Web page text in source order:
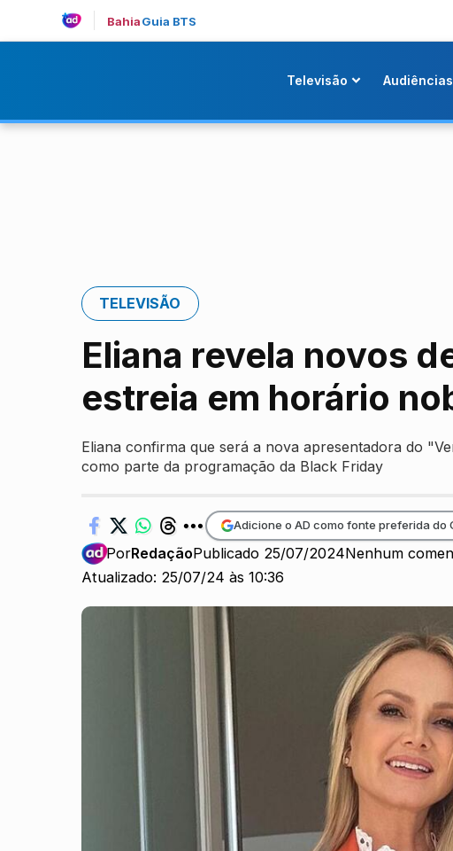
BahiaGuia BTS
Televisão Audiências
TELEVISÃO
Eliana revela novos
estreia em horário
Eliana confirma que será a nova apresentadora do
como parte da programação da Black Friday
Atualizado: 25/07/24 às 10:36
PorRedaçãoPublicado 25/07/2024Nenhum
Adicione o AD como fonte preferida do